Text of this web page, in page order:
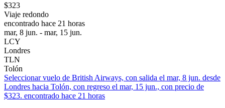
$323
Viaje redondo
encontrado hace 21 horas
mar, 8 jun. - mar, 15 jun.
LCY
Londres
TLN
Tolón
Seleccionar vuelo de British Airways, con salida el mar, 8 jun. desde
Londres hacia Tolón, con regreso el mar, 15 jun., con precio de
$323. encontrado hace 21 horas